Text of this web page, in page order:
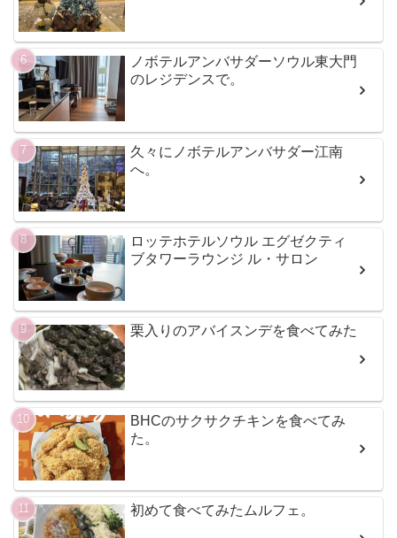
ノボテルアンバサダーソウル東大門
のレジデンスで。
久々にノボテルアンバサダー江南
へ。
ロッテホテルソウル エグゼクティ
ブタワーラウンジ ル・サロン
栗入りのアバイスンデを食べてみた
BHCのサクサクチキンを食べてみ
た。
初めて食べてみたムルフェ。